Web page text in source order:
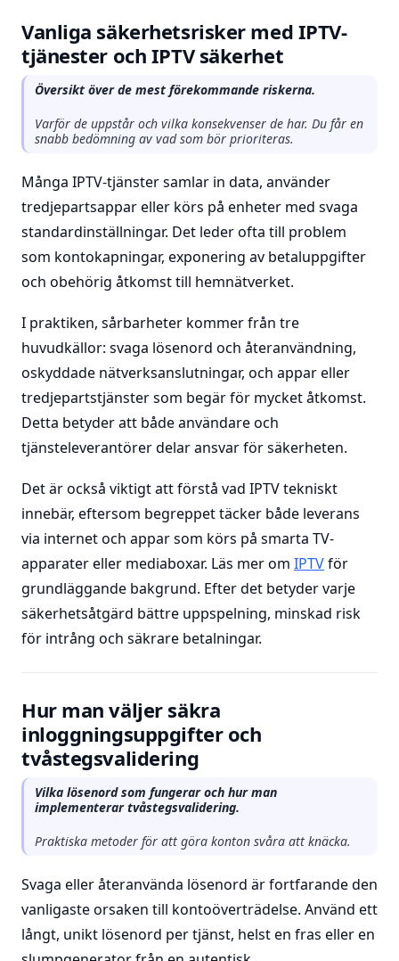
Vanliga säkerhetsrisker med IPTV-
tjänester och IPTV säkerhet
Översikt över de mest förekommande riskerna.
Varför de uppstår och vilka konsekvenser de har. Du får en
snabb bedömning av vad som bör prioriteras.
Många IPTV-tjänster samlar in data, använder
tredjepartsappar eller körs på enheter med svaga
standardinställningar. Det leder ofta till problem
som kontokapningar, exponering av betaluppgifter
och obehörig åtkomst till hemnätverket.
I praktiken, sårbarheter kommer från tre
huvudkällor: svaga lösenord och återanvändning,
oskyddade nätverksanslutningar, och appar eller
tredjepartstjänster som begär för mycket åtkomst.
Detta betyder att både användare och
tjänsteleverantörer delar ansvar för säkerheten.
Det är också viktigt att förstå vad IPTV tekniskt
innebär, eftersom begreppet täcker både leverans
via internet och appar som körs på smarta TV-
apparater eller mediaboxar. Läs mer om IPTVför
grundläggande bakgrund. Efter det betyder varje
säkerhetsåtgärd bättre uppspelning, minskad risk
för intrång och säkrare betalningar.
Hur man väljer säkra
inloggningsuppgifter och
tvåstegsvalidering
Vilka lösenord som fungerar och hur man
implementerar tvåstegsvalidering.
Praktiska metoder för att göra konton svåra att knäcka.
Svaga eller återanvända lösenord är fortfarande den
vanligaste orsaken till kontoöverträdelse. Använd ett
långt, unikt lösenord per tjänst, helst en fras eller en